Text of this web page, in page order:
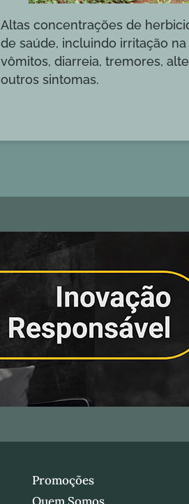
Altas concentrações de
de saúde, incluindo irritação
vômitos, diarreia, tremores,
outros sintomas.
Promoções